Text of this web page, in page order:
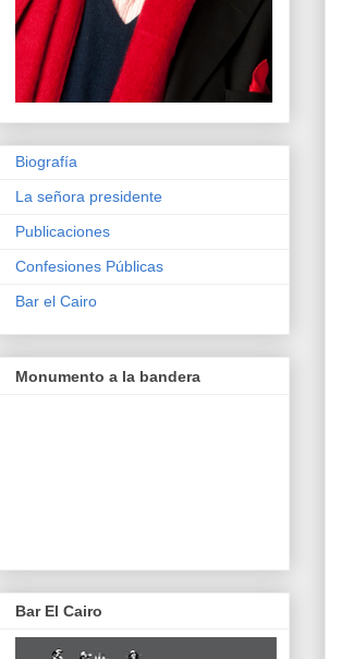
Biografía
La señora presidente
Publicaciones
Confesiones Públicas
Bar el Cairo
Monumento a la bandera
Bar El Cairo